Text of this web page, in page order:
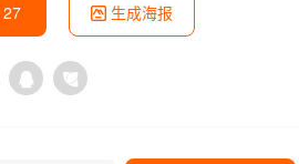
27 生成海报